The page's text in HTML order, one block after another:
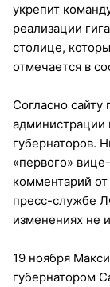
укрепит
реализации
столице,
отмечается в
Согласно сайту
администрации
губернаторов.
«первого»
комментарий
пресс-службе
изменениях не
19 ноября
губернатором